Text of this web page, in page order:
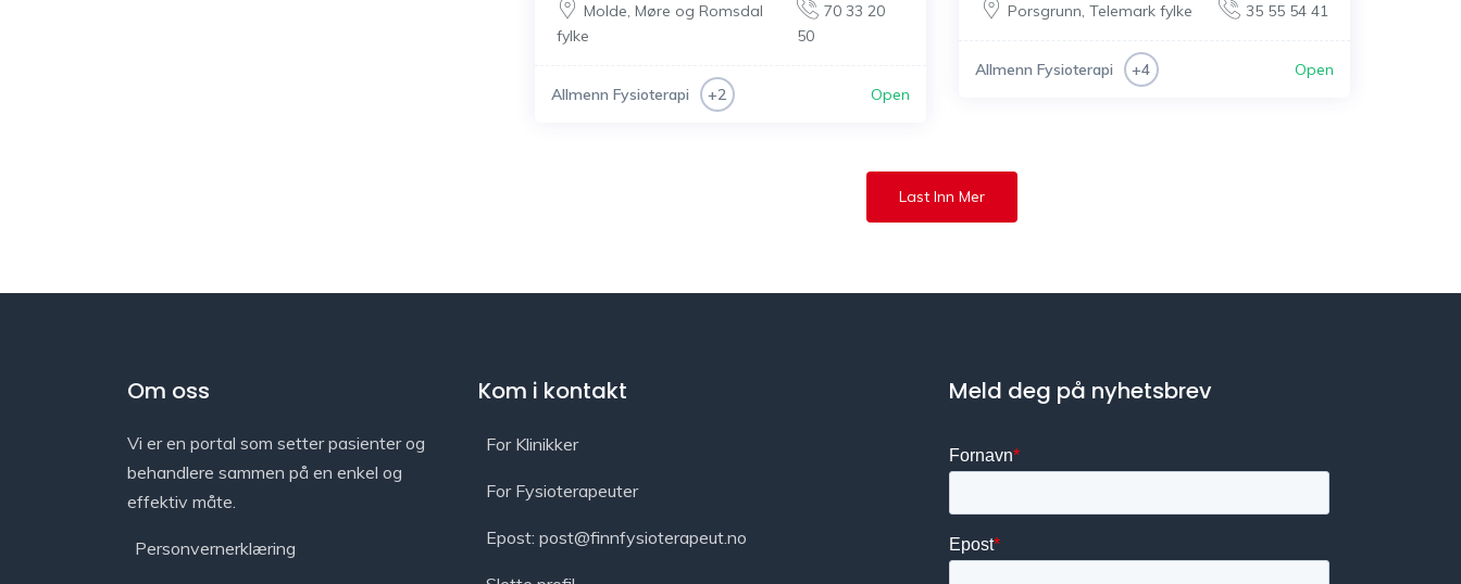
Molde, Møre og Romsdal
fylke
70 33 20
50
Allmenn Fysioterapi +2 Open
Porsgrunn, Telemark fylke 35 55 54 41
Allmenn Fysioterapi +4 Open
Last Inn Mer
Om oss
Vi er en portal som setter pasienter og
behandlere sammen på en enkel og
effektiv måte.
Personvernerklæring
Kom i kontakt
For Klinikker
For Fysioterapeuter
Epost: post@finnfysioterapeut.no
Meld deg på nyhetsbrev